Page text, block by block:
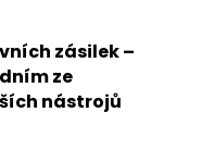
zásilek –
ze
nástrojů